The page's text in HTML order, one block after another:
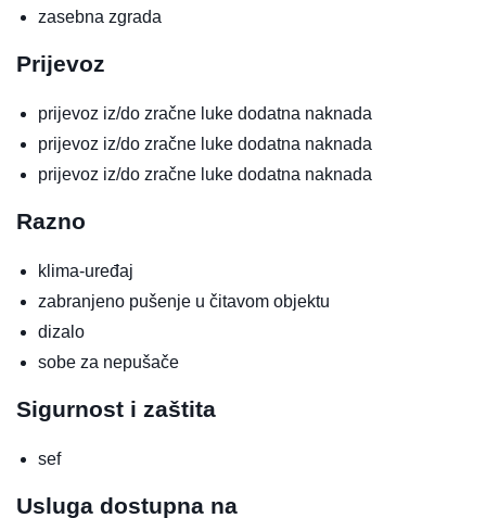
zasebna zgrada
Prijevoz
prijevoz iz/do zračne luke dodatna naknada
prijevoz iz/do zračne luke dodatna naknada
prijevoz iz/do zračne luke dodatna naknada
Razno
klima-uređaj
zabranjeno pušenje u čitavom objektu
dizalo
sobe za nepušače
Sigurnost i zaštita
sef
Usluga dostupna na